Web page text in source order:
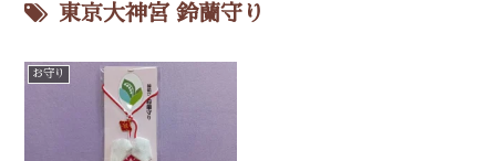
東京大神宮 鈴蘭守り
お守り